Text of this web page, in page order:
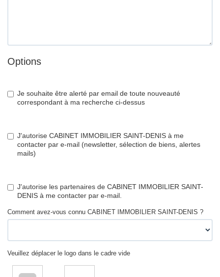
Options
Je souhaite être alerté par email de toute nouveauté
correspondant à ma recherche ci-dessus
J'autorise CABINET IMMOBILIER SAINT-DENIS à me
contacter par e-mail (newsletter, sélection de biens, alertes
mails)
J'autorise les partenaires de CABINET IMMOBILIER SAINT-
DENIS à me contacter par e-mail.
Comment avez-vous connu CABINET IMMOBILIER SAINT-DENIS ?
Veuillez déplacer le logo dans le cadre vide